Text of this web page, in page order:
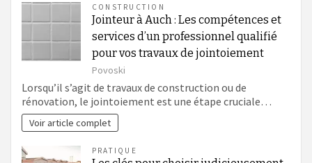
CONSTRUCTION
Jointeur à Auch : Les compétences et
services d’un professionnel qualifié
pour vos travaux de jointoiement
Povoski
Lorsqu’il s’agit de travaux de construction ou de
rénovation, le jointoiement est une étape cruciale…
Voir article complet
PRATIQUE